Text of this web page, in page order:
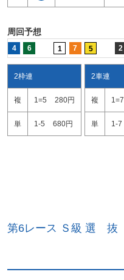
周回予想
4 6 1 7 5 2
2枠連
複 1=5 280円
単 1-5 680円
2車連
複 1=7
単 1-7
第6レース Ｓ級 選 抜